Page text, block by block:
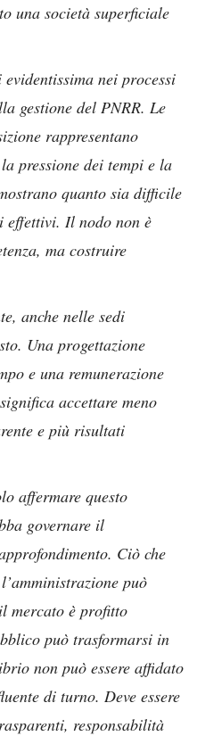
una società superficiale
nei processi
gestione del PNRR. Le
rappresentano
pressione dei tempi e la
quanto sia difficile
Il nodo non è
ma costruire
anche nelle sedi
Una progettazione
e una remunerazione
accettare meno
e più risultati
affermare questo
governare il
Ciò che
può
mercato è profitto
può trasformarsi in
non può essere affidato
di turno. Deve essere
responsabilità